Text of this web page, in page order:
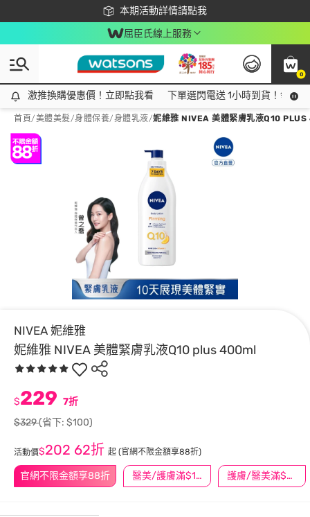
本期活動詳情請點我
下載app最高回饋$350
屈臣氏線上服務
0
激推換購優惠價！立即點我看
激推換購優惠價！立即點我看 下單選閃電送 1小時到貨！領神
首頁/美體美髮/身體保養/身體乳液/妮維雅 NIVEA 美體緊膚乳液Q10
NIVEA 妮維雅
妮維雅 NIVEA 美體緊膚乳液Q10 plus 400ml
官網不限金額享88折 醫美/護膚滿$1200送$200 護膚/醫美滿$600送好禮
$229 7折
$329(省下: $100)
活動價$202 62折 起 (官網不限金額享88折)